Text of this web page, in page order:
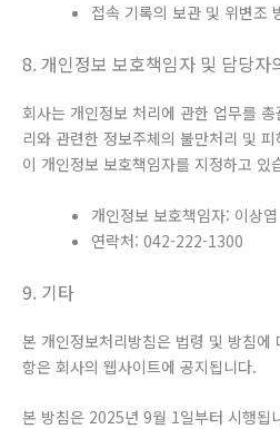
접속 기록의 보관 및 위변조
8. 개인정보 보호책임자 및 담당자
회사는 개인정보 처리에 관한 업무를
리와 관련한 정보주체의 불만처리 및
이 개인정보 보호책임자를 지정하고 있
개인정보 보호책임자: 이상엽
연락처: 042-222-1300
9. 기타
본 개인정보처리방침은 법령 및 방침
항은 회사의 웹사이트에 공지됩니다.
본 방침은 2025년 9월 1일부터 시행됩